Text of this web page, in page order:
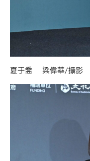
夏于喬 梁偉華/攝影